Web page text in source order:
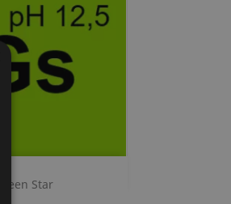
Green Star